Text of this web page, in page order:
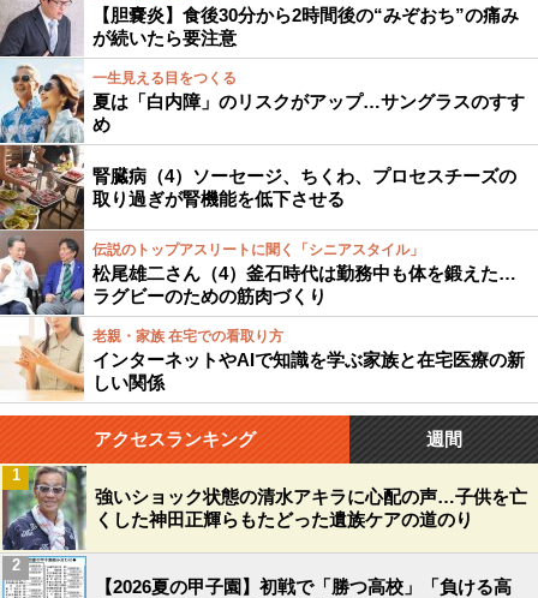
【胆嚢炎】食後30分から2時間後の“みぞおち”の痛み
が続いたら要注意
一生見える目をつくる
夏は「白内障」のリスクがアップ…サングラスのすす
め
腎臓病（4）ソーセージ、ちくわ、プロセスチーズの
取り過ぎが腎機能を低下させる
伝説のトップアスリートに聞く「シニアスタイル」
松尾雄二さん（4）釜石時代は勤務中も体を鍛えた…
ラグビーのための筋肉づくり
老親・家族 在宅での看取り方
インターネットやAIで知識を学ぶ家族と在宅医療の新
しい関係
アクセスランキング 週間
強いショック状態の清水アキラに心配の声…子供を亡
くした神田正輝らもたどった遺族ケアの道のり
1
【2026夏の甲子園】初戦で「勝つ高校」「負ける高
2